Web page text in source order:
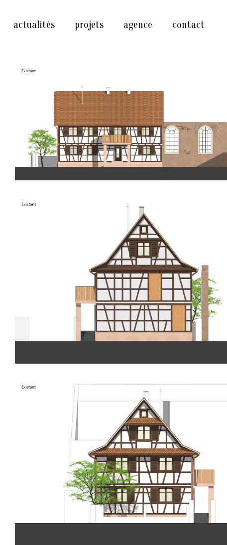
actualités projets agence contact